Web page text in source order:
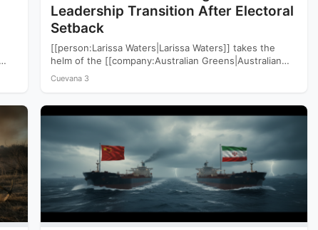
Leadership Transition After Electoral
Setback
[[person:Larissa Waters|Larissa Waters]] takes the
helm of the [[company:Australian Greens|Australian
Greens]] following a devastating 2025 election that
Cuevana 3